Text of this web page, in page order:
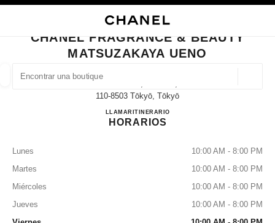
BUSCAR UNA BOUTIQUE
las sugerencias se muestran debajo de esta barra de búsqueda
0 Sugerencias disponibles
CERRAR TARJETA DE BOUTIQUE CHANEL FRAGRANCE & BEAUTY
CHANEL FRAGRANCE & BEAUTY
MATSUZAKAYA UENO
110-8503 Tōkyō, Tōkyō
LLAMAR03-3831-9902
ITINERARIOCHANEL FRAGRANCE &
HORARIOS
Lunes
10:00 AM - 8:00 PM
Martes
10:00 AM - 8:00 PM
Miércoles
10:00 AM - 8:00 PM
Jueves
10:00 AM - 8:00 PM
RELOJERÍA Y JOYERÍA